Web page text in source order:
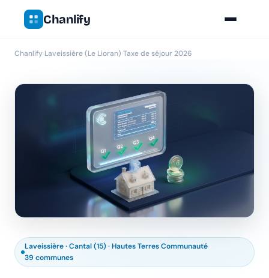
Chanlify
Chanlify›Laveissière (Le Lioran)›Taxe de séjour 2026
Laveissière · Cantal (15) · Hautes Terres Communauté
39 communes